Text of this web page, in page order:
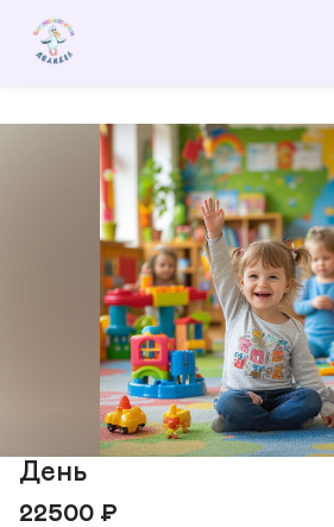
День
22500 ₽